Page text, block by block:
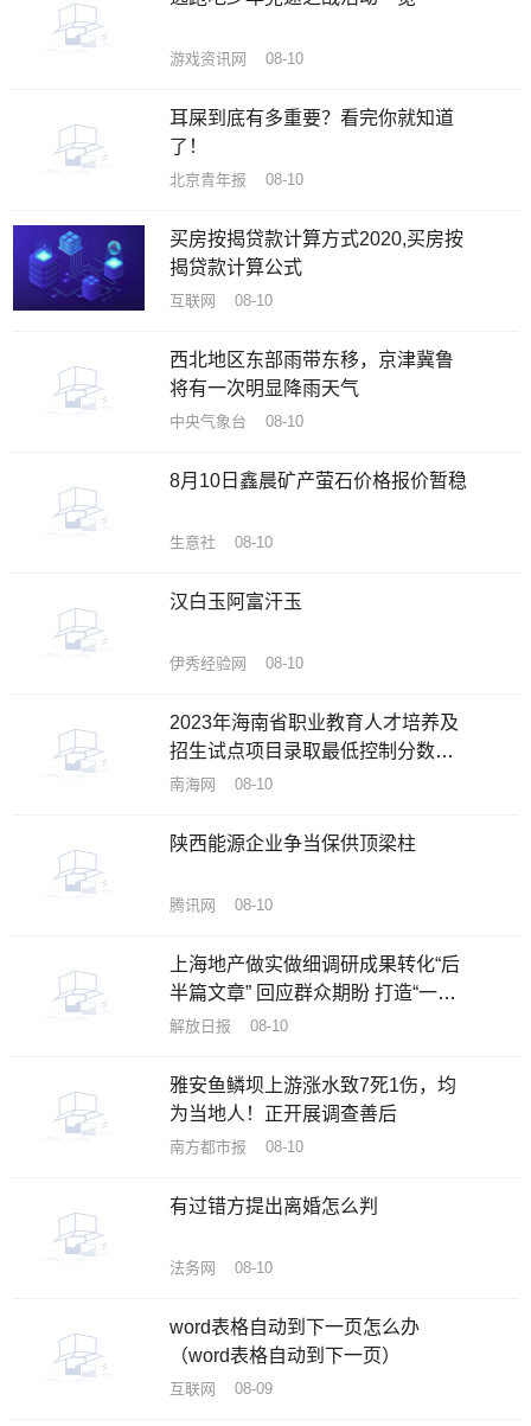
游戏资讯网 08-10
耳屎到底有多重要？看完你就知道
了！
北京青年报 08-10
买房按揭贷款计算方式2020,买房按
揭贷款计算公式
互联网 08-10
西北地区东部雨带东移，京津冀鲁
将有一次明显降雨天气
中央气象台 08-10
8月10日鑫晨矿产萤石价格报价暂稳
生意社 08-10
汉白玉阿富汗玉
伊秀经验网 08-10
2023年海南省职业教育人才培养及
招生试点项目录取最低控制分数线
公布
南海网 08-10
陕西能源企业争当保供顶梁柱
腾讯网 08-10
上海地产做实做细调研成果转化“后
半篇文章” 回应群众期盼 打造“一流
公园”
解放日报 08-10
雅安鱼鳞坝上游涨水致7死1伤，均
为当地人！正开展调查善后
南方都市报 08-10
有过错方提出离婚怎么判
法务网 08-10
word表格自动到下一页怎么办
（word表格自动到下一页）
互联网 08-09